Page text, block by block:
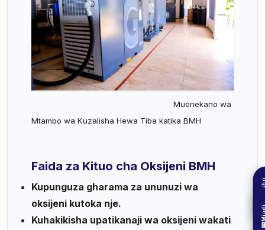
Muonekano wa
Mtambo wa Kuzalisha Hewa Tiba katika BMH
Faida za Kituo cha Oksijeni BMH
Kupunguza gharama za ununuzi wa
oksijeni kutoka nje.
Kuhakikisha upatikanaji wa oksijeni wakati